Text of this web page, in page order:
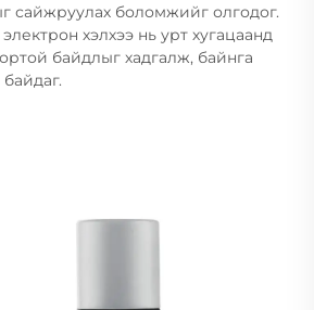
сайжруулах боломжийг олгодог.
хэлхээ нь урт хугацаанд
байдлыг хадгалж, байнга